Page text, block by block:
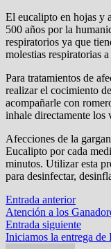
El eucalipto en hojas y
500 años por la
respiratorios ya que
molestias respiratorias
Para tratamientos de
realizar el cocimiento
acompañarle con
inhale directamente los
Afecciones de la
Eucalipto por cada
minutos. Utilizar esta
para desinfectar,
Navegación
de
entradas
Entrada anteriorEntrada
anterior:
Atención a los
Entrada siguienteEntrada
Iniciamos la entrega de